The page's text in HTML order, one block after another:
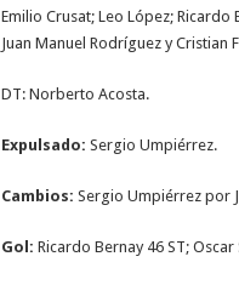
Emilio Crusat; Leo López; Ricardo
Juan Manuel Rodríguez y Cristian
DT: Norberto Acosta.
Expulsado: Sergio Umpiérrez.
Cambios: Sergio Umpiérrez por
Gol: Ricardo Bernay 46 ST; Oscar